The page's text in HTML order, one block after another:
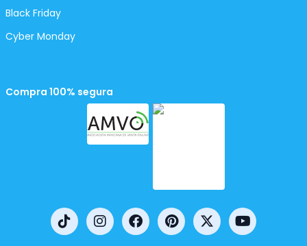
Black Friday
Cyber Monday
Compra 100% segura